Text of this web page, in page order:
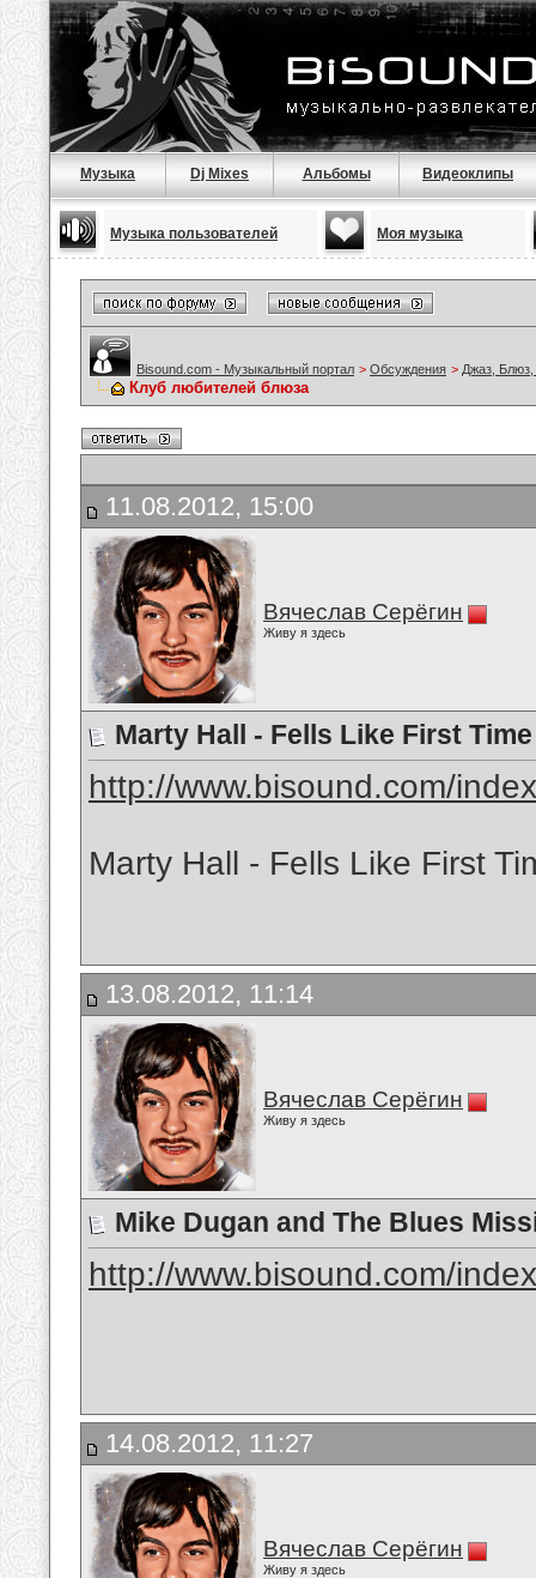
Музыка Dj Mixes Альбомы Видеоклипы
Музыка пользователей Моя музыка
Bisound.com - Музыкальный портал > Обсуждения > Джаз,
Клуб любителей блюза
11.08.2012, 15:00
Вячеслав Серёгин
Живу я здесь
Marty Hall - Fells Like First Time
http://www.bisound.com/
Marty Hall - Fells Like First
13.08.2012, 11:14
Вячеслав Серёгин
Живу я здесь
Mike Dugan and The Blues
http://www.bisound.com/
14.08.2012, 11:27
Вячеслав Серёгин
Живу я здесь